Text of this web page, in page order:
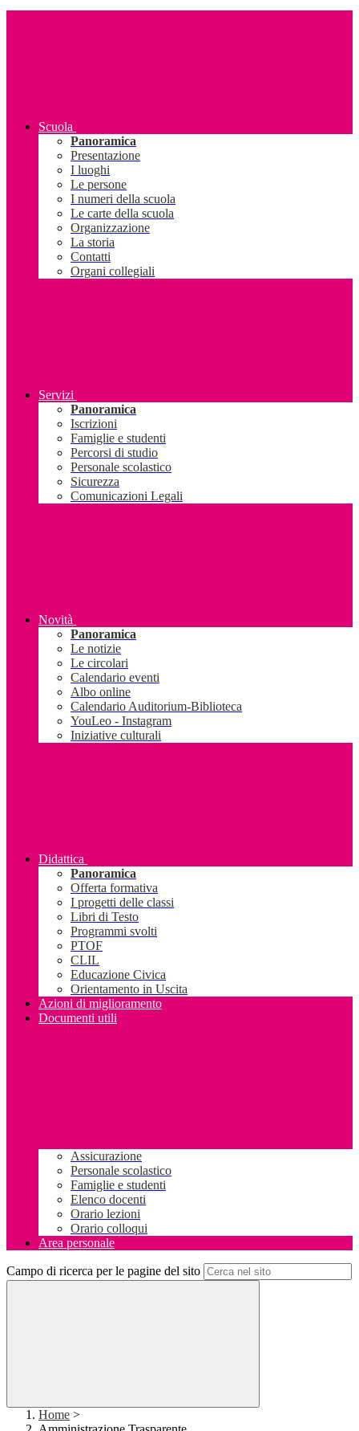
Scuola
Panoramica
Presentazione
I luoghi
Le persone
I numeri della scuola
Le carte della scuola
Organizzazione
La storia
Contatti
Organi collegiali
Servizi
Panoramica
Iscrizioni
Famiglie e studenti
Percorsi di studio
Personale scolastico
Sicurezza
Comunicazioni Legali
Novità
Panoramica
Le notizie
Le circolari
Calendario eventi
Albo online
Calendario Auditorium-Biblioteca
YouLeo - Instagram
Iniziative culturali
Didattica
Panoramica
Offerta formativa
I progetti delle classi
Libri di Testo
Programmi svolti
PTOF
CLIL
Educazione Civica
Orientamento in Uscita
Azioni di miglioramento
Documenti utili
Assicurazione
Personale scolastico
Famiglie e studenti
Elenco docenti
Orario lezioni
Orario colloqui
Area personale
Campo di ricerca per le pagine del sito
Home >